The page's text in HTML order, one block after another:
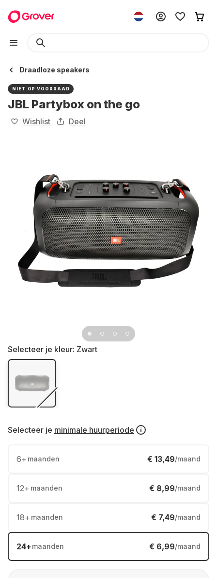
Draadloze speakers
NIET OP VOORRAAD
JBL Partybox on the go
Wishlist Deel
Selecteer je kleur: Zwart
Selecteer je minimale huurperiode
6+ maanden € 13,49/maand
12+ maanden € 8,99/maand
18+ maanden € 7,49/maand
24+ maanden € 6,99/maand